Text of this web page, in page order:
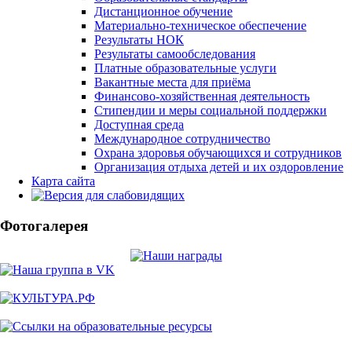
Дистанционное обучение
Материально-техническое обеспечение
Результаты НОК
Результаты самообследования
Платные образовательные услуги
Вакантные места для приёма
Финансово-хозяйственная деятельность
Стипендии и меры социальной поддержки
Доступная среда
Международное сотрудничество
Охрана здоровья обучающихся и сотрудников
Организация отдыха детей и их оздоровление
Карта сайта
Фотогалерея